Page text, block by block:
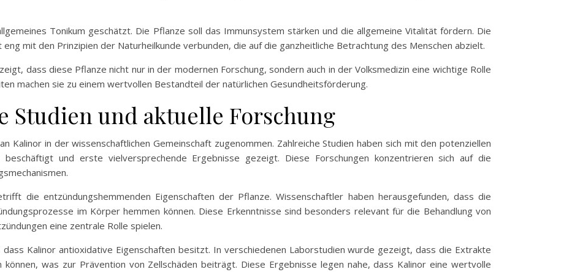
Tonikum geschätzt. Die Pflanze soll das Immunsystem stärken und die allgemeine Vitalität fördern. Die
mit den Prinzipien der Naturheilkunde verbunden, die auf die ganzheitliche Betrachtung des Menschen abzielt.
dass diese Pflanze nicht nur in der modernen Forschung, sondern auch in der Volksmedizin eine wichtige Rolle
machen sie zu einem wertvollen Bestandteil der natürlichen Gesundheitsförderung.
Studien und aktuelle Forschung
Kalinor in der wissenschaftlichen Gemeinschaft zugenommen. Zahlreiche Studien haben sich mit den potenziellen
beschäftigt und erste vielversprechende Ergebnisse gezeigt. Diese Forschungen konzentrieren sich auf die
die entzündungshemmenden Eigenschaften der Pflanze. Wissenschaftler haben herausgefunden, dass die
im Körper hemmen können. Diese Erkenntnisse sind besonders relevant für die Behandlung von
eine zentrale Rolle spielen.
Kalinor antioxidative Eigenschaften besitzt. In verschiedenen Laborstudien wurde gezeigt, dass die Extrakte
was zur Prävention von Zellschäden beiträgt. Diese Ergebnisse legen nahe, dass Kalinor eine wertvolle